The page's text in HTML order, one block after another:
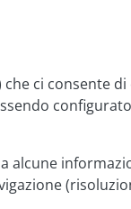
che ci consente